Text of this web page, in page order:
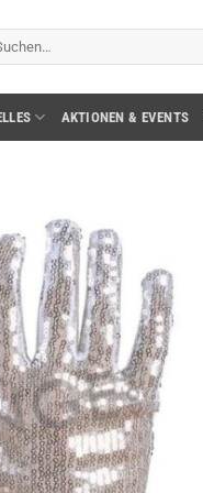
AKTIONEN & EVENTS